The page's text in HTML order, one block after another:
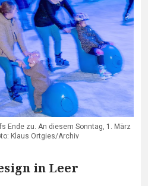
Ende zu. An diesem Sonntag, 1. März
Klaus Ortgies/Archiv
in Leer